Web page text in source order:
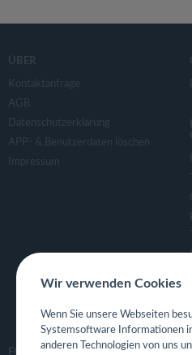
ÜBER
Kontaktanfrage
AGB
Datenschutzerklärung
APP- & Benutzerdaten löschen
Impressum
FOLGE UNS
Wir verwenden Cookies
Wenn Sie unsere Webseiten
Systemsoftware Informationen
anderen Technologien von uns